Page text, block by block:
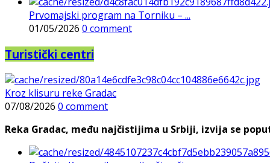
Prvomajski program na Torniku – ...
01/05/2026 0 comment
Turistički centri
Kroz klisuru reke Gradac
07/08/2026 0 comment
Reka Gradac, među najčistijima u Srbiji, izvija se